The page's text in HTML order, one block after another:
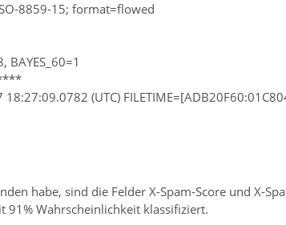
8859-15; format=flowed
BAYES_60=1
(UTC)
habe, sind die Felder X-Spam-Score und X-
91% Wahrscheinlichkeit klassifiziert.